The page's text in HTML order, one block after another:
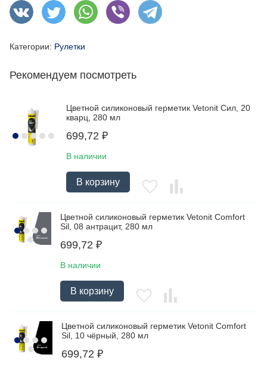
Категории: Рулетки
Рекомендуем посмотреть
Цветной силиконовый герметик Vetonit Сил, 20
кварц, 280 мл
699,72 ₽
В наличии
В корзину
Цветной силиконовый герметик Vetonit Comfort
Sil, 08 антрацит, 280 мл
699,72 ₽
В наличии
В корзину
Цветной силиконовый герметик Vetonit Comfort
Sil, 10 чёрный, 280 мл
699,72 ₽